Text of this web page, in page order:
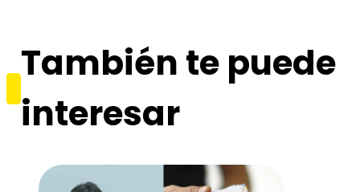
También te puede
interesar